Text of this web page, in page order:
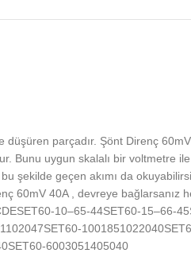
parçadır. Şönt Direnç
Bunu uygun skalalı bir voltmetre ile
şekilde geçen akımı da
60mV 40A , devreye bağlarsanız
10–65-44SET60-15–66-
6003051405040